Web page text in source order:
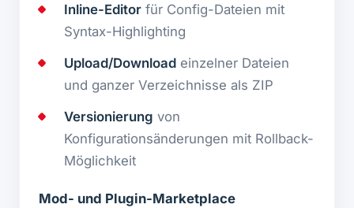
Inline-Editor für Config-Dateien mit
Syntax-Highlighting
Upload/Download einzelner Dateien
und ganzer Verzeichnisse als ZIP
Versionierung von
Konfigurationsänderungen mit Rollback-
Möglichkeit
Mod- und Plugin-Marketplace